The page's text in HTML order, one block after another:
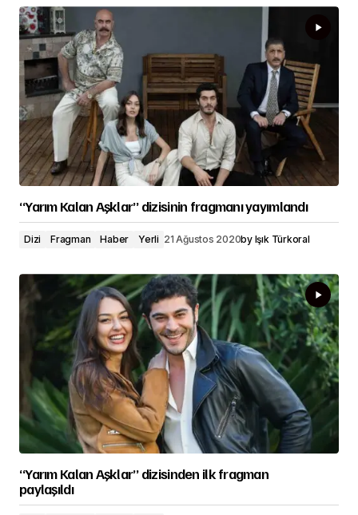
“Yarım Kalan Aşklar” dizisinin fragmanı yayımlandı
Dizi Fragman Haber Yerli 21 Ağustos 2020by Işık Türkoral
“Yarım Kalan Aşklar” dizisinden ilk fragman
paylaşıldı